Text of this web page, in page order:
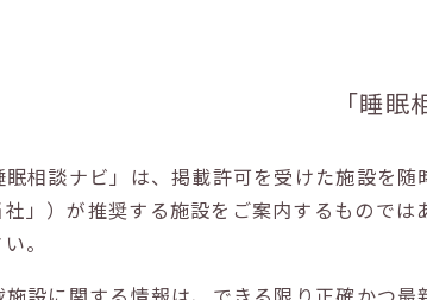
「睡眠
眠相談ナビ」は、掲載許可を受けた施設を
社」）が推奨する施設をご案内するもので
。